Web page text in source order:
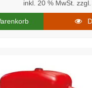
inkl. 20 % MwSt. zzgl.